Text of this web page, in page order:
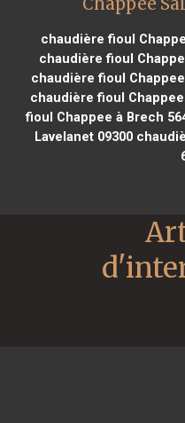
chaudière fioul
chaudière fioul
chaudière fioul
chaudière fioul
fioul Chappee à Brech
Lavelanet 09300